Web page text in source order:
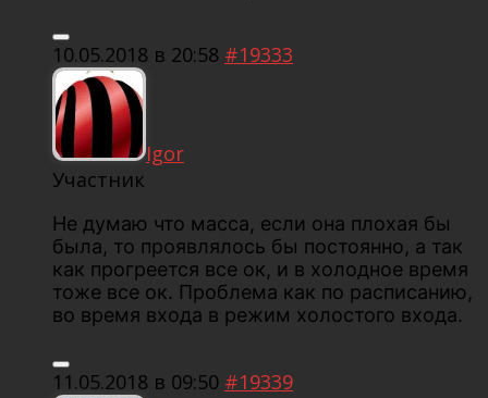
10.05.2018 в 20:58 #19333
Igor
Участник
Не думаю что масса, если она плохая бы
была, то проявлялось бы постоянно, а так
как прогреется все ок, и в холодное время
тоже все ок. Проблема как по расписанию,
во время входа в режим холостого входа.
11.05.2018 в 09:50 #19339